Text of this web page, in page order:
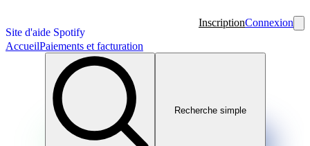
Site d'aide Spotify
InscriptionConnexion
AccueilPaiements et facturation
Recherche simple